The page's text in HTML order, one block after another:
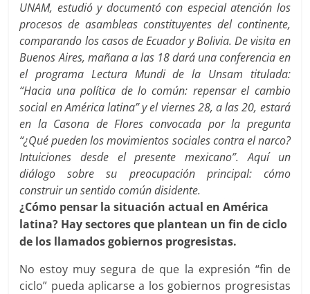
UNAM, estudió y documentó con especial atención los
procesos de asambleas constituyentes del continente,
comparando los casos de Ecuador y Bolivia. De visita en
Buenos Aires, mañana a las 18 dará una conferencia en
el programa Lectura Mundi de la Unsam titulada:
“Hacia una política de lo común: repensar el cambio
social en América latina” y el viernes 28, a las 20, estará
en la Casona de Flores convocada por la pregunta
“¿Qué pueden los movimientos sociales contra el narco?
Intuiciones desde el presente mexicano”. Aquí un
diálogo sobre su preocupación principal: cómo
construir un sentido común disidente.
¿Cómo pensar la situación actual en América
latina? Hay sectores que plantean un fin de ciclo
de los llamados gobiernos progresistas.
No estoy muy segura de que la expresión “fin de
ciclo” pueda aplicarse a los gobiernos progresistas